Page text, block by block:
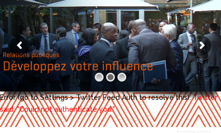
Error (go to Settings > Twitter Feed Auth to resolve this):Twitter
said: "Could not authenticate you."